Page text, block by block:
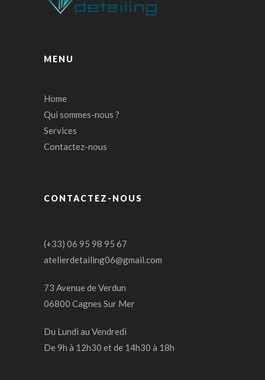
MENU
Home
Qui sommes-nous ?
Services
Contactez-nous
CONTACTEZ-NOUS
(+33) 06 95 98 95 67
atelierdetailing06@gmail.com
73 Avenue de Verdun
06800 Cagnes Sur Mer
Du Lundi au Vendredi
De 9h à 12h30 et de 14h30 à 18h